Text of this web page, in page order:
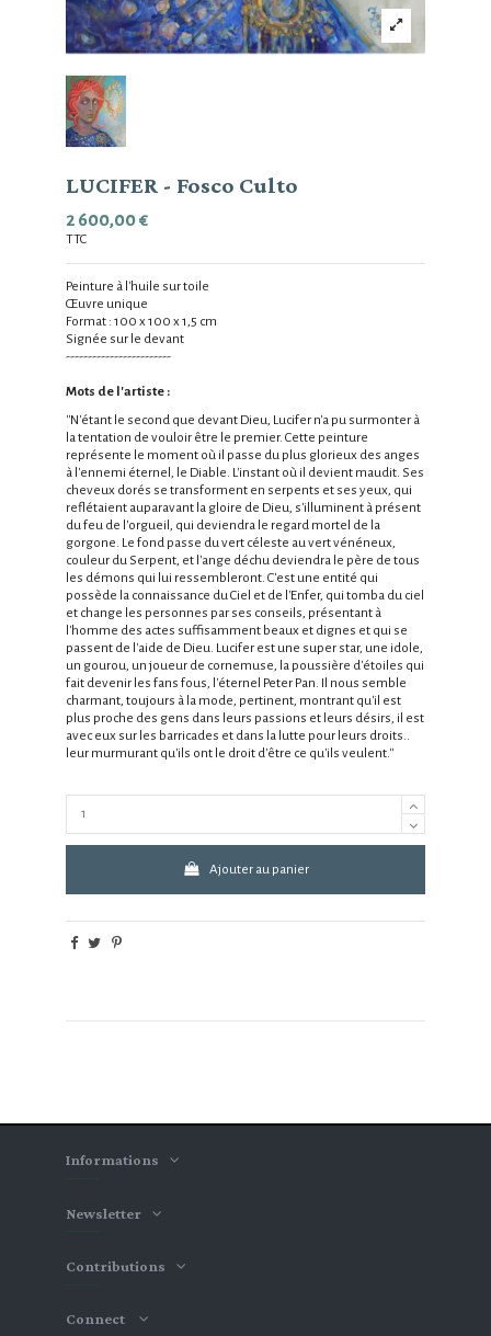
LUCIFER - Fosco Culto
2 600,00 €
TTC
Peinture à l'huile sur toile
Œuvre unique
Format : 100 x 100 x 1,5 cm
Signée sur le devant
------------------------
Mots de l'artiste :
''N'étant le second que devant Dieu, Lucifer n'a pu surmonter à
la tentation de vouloir être le premier. Cette peinture
représente le moment où il passe du plus glorieux des anges
à l'ennemi éternel, le Diable. L'instant où il devient maudit. Ses
cheveux dorés se transforment en serpents et ses yeux, qui
reflétaient auparavant la gloire de Dieu, s'illuminent à présent
du feu de l'orgueil, qui deviendra le regard mortel de la
gorgone. Le fond passe du vert céleste au vert vénéneux,
couleur du Serpent, et l'ange déchu deviendra le père de tous
les démons qui lui ressembleront. C'est une entité qui
possède la connaissance du Ciel et de l'Enfer, qui tomba du ciel
et change les personnes par ses conseils, présentant à
l'homme des actes suffisamment beaux et dignes et qui se
passent de l'aide de Dieu. Lucifer est une super star, une idole,
un gourou, un joueur de cornemuse, la poussière d'étoiles qui
fait devenir les fans fous, l'éternel Peter Pan. Il nous semble
charmant, toujours à la mode, pertinent, montrant qu'il est
plus proche des gens dans leurs passions et leurs désirs, il est
avec eux sur les barricades et dans la lutte pour leurs droits..
leur murmurant qu'ils ont le droit d'être ce qu'ils veulent.''
Ajouter au panier
Informations
Newsletter
Contributions
Connect